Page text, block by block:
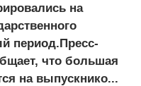
на
период.Пресс-
что большая
на выпускнико...